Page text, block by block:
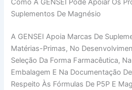
Como A GENSEI Pode Apoiar Os
Suplementos De Magnésio
A GENSEI Apoia Marcas De
Matérias-Primas, No
Seleção Da Forma Farmacêutica,
Embalagem E Na Documentação
Respeito Às Fórmulas De P5P E